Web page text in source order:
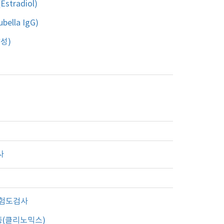
IgG)
)
도검사
(클리노믹스)